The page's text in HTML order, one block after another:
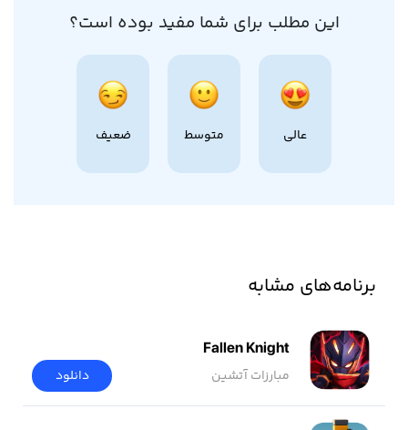
این مطلب برای شما مفید بوده است؟
عالی متوسط ضعیف
برنامه‌های مشابه
Fallen Knight
مبارزات آتشین دانلود